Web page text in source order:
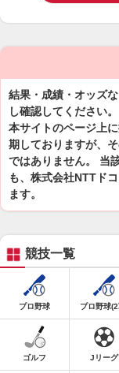
結果・成績・オッズ
し確認してください。
本サイトのページ上
期しておりますが、
ではありません。 当
も、株式会社NTTド
ます。
競技一覧
プロ野球 プロ野球
ゴルフ Jリーグ